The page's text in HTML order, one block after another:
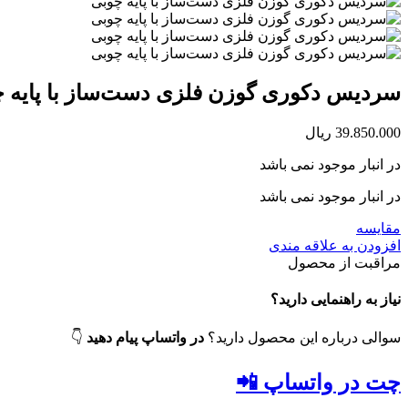
سردیس دکوری گوزن فلزی دست‌ساز با پایه
39.850.000 ریال
در انبار موجود نمی باشد
در انبار موجود نمی باشد
مقایسه
افزودن به علاقه مندی
مراقبت از محصول
نیاز به راهنمایی دارید؟
سوالی درباره این محصول دارید؟ در واتساپ پیام دهید 👇
چت در واتساپ 📲